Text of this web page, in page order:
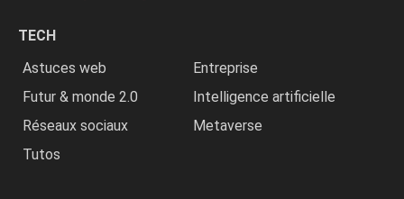
TECH
Astuces web
Entreprise
Futur & monde 2.0
Intelligence artificielle
Réseaux sociaux
Metaverse
Tutos